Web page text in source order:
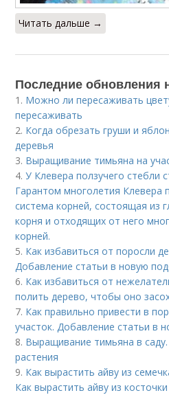
Читать дальше →
Последние обновления
1. Можно ли пересаживать
пересаживать
2. Когда обрезать груши и
деревья
3. Выращивание тимьяна на
4.У Клевера ползучего стебли
Гарантом многолетия Клевера
система корней, состоящая из
корня и отходящих от него
корней.
5. Как избавиться от поросли
Добавление статьи в новую
6. Как избавиться от
полить дерево, чтобы оно
7. Как правильно привести в
участок. Добавление статьи в
8. Выращивание тимьяна в
растения
9. Как вырастить айву из
Как вырастить айву из